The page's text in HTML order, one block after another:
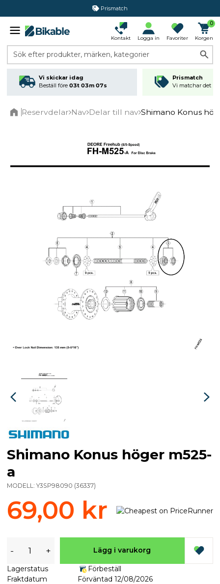
Prismatch
Kontakt Logga in Favoriter
0
Korgen
Sök efter produkter, märken, kategorier
Vi skickar idag
Beställ före 03t 03m 07s
Prismatch
Vi matchar det
Reservdelar Nav Delar till nav Shimano Konus
Shimano Konus höger m525-
a
MODELL: Y3SP98090 (36337)
69,00 kr
- + Lägg i varukorg
Lagerstatus
Förbeställ
Fraktdatum
Förväntad 12/08/2026